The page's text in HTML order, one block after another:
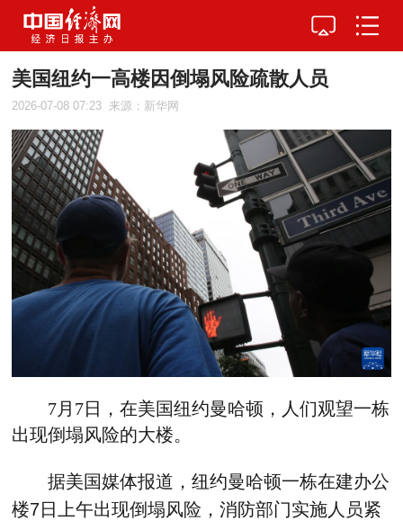
美国纽约一高楼因倒塌风险疏散人员
2026-07-08 07:23 来源：新华网
7月7日，在美国纽约曼哈顿，人们观望一栋
出现倒塌风险的大楼。
据美国媒体报道，纽约曼哈顿一栋在建办公
楼7日上午出现倒塌风险，消防部门实施人员紧